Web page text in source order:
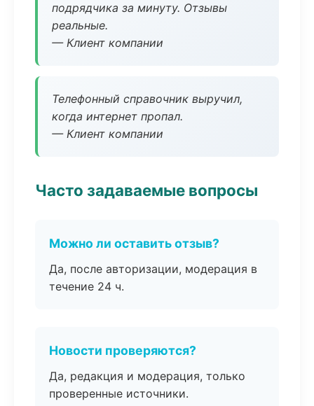
подрядчика за минуту. Отзывы
реальные.
— Клиент компании
Телефонный справочник выручил,
когда интернет пропал.
— Клиент компании
Часто задаваемые вопросы
Можно ли оставить отзыв?
Да, после авторизации, модерация в
течение 24 ч.
Новости проверяются?
Да, редакция и модерация, только
проверенные источники.